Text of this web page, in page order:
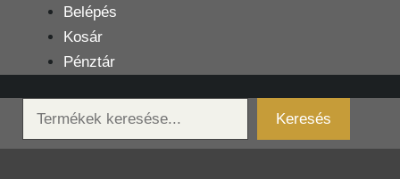
tartalomba
Belépés
Kosár
Pénztár
Keresés
Keresés